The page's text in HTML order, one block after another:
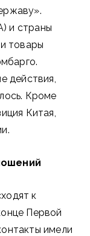
и страны
товары
действия,
Кроме
Китая,
к
Первой
имели